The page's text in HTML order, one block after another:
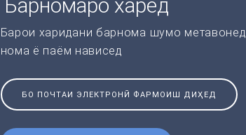
Барномаро харед
Барои харидани барнома шумо
нома ё паём нависед
БО ПОЧТАИ ЭЛЕКТРОНӢ ФАРМОИШ ДИҲЕД